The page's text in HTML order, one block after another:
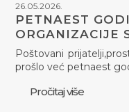
26.05.2026.
PETNAEST
ORGANIZACIJE
Poštovani
prošlo već petnaest
Pročitaj više